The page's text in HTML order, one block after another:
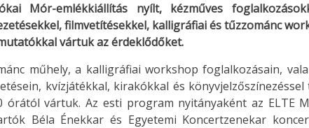
Mór-emlékkiállítás nyílt, kézműves
filmvetítésekkel, kalligráfiai és tűzzománc
vártuk az érdeklődőket.
műhely, a kalligráfiai workshop foglalkozásain,
kvízjátékkal, kirakókkal és
órától vártuk. Az esti program nyitányaként az ELTE
Béla Énekkar és Egyetemi Koncertzenekar